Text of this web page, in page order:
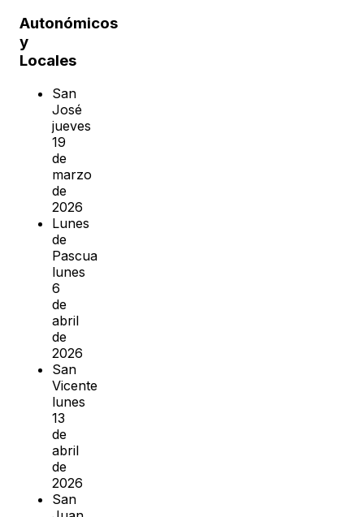
Autonómicos
y
Locales
San
José
jueves
19
de
marzo
de
2026
Lunes
de
Pascua
lunes
6
de
abril
de
2026
San
Vicente
lunes
13
de
abril
de
2026
San